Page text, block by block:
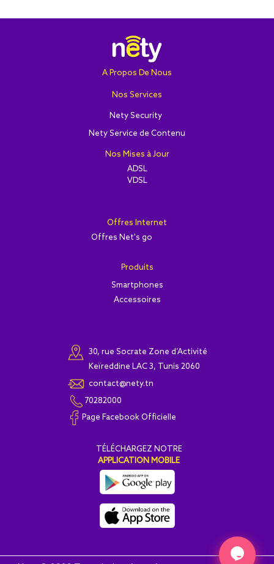
A Propos De Nous
Nos Services
Nety Security
Nety Service de Contenu
Nos Mises à Jour
ADSL
VDSL
Offres Internet
Offres Net's go
Produits
Smartphones
Accessoires
30, rue Socrate Zone d’Activité
Keïreddine LAC 3, Tunis 2060
contact@nety.tn
70282000
Page Facebook Officielle
T ÉLÉCHARGEZ NOTRE
APPLICATION MOBILE